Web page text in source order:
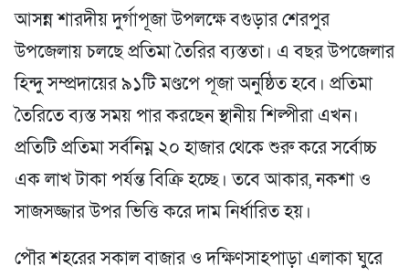
আসন্ন শারদীয় দুর্গাপূজা উপলক্ষে বগুড়ার শেরপুর
উপজেলায় চলছে প্রতিমা তৈরির ব্যস্ততা। এ বছর উপজেলার
হিন্দু সম্প্রদায়ের ৯১টি মণ্ডপে পূজা অনুষ্ঠিত হবে। প্রতিমা
তৈরিতে ব্যস্ত সময় পার করছেন স্থানীয় শিল্পীরা এখন।
প্রতিটি প্রতিমা সর্বনিম্ন ২০ হাজার থেকে শুরু করে সর্বোচ্চ
এক লাখ টাকা পর্যন্ত বিক্রি হচ্ছে। তবে আকার, নকশা ও
সাজসজ্জার উপর ভিত্তি করে দাম নির্ধারিত হয়।
পৌর শহরের সকাল বাজার ও দক্ষিণসাহপাড়া এলাকা ঘুরে